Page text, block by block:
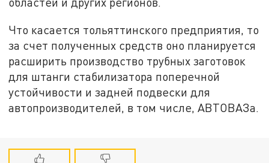
Что касается тольяттинского предприятия, то
за счет полученных средств оно планируется
расширить производство трубных заготовок
для штанги стабилизатора поперечной
устойчивости и задней подвески для
автопроизводителей, в том числе, АВТОВАЗа.